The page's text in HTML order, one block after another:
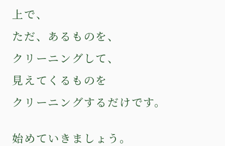
上で、
ただ、あるものを、
クリーニングして、
見えてくるものを
クリーニングするだけです。
始めていきましょう。